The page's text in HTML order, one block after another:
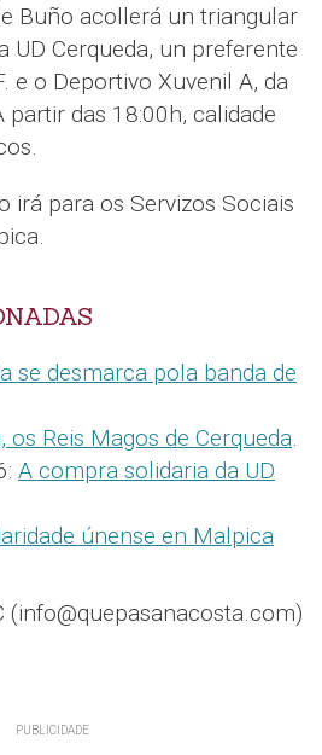
Buño acollerá un triangular
UD Cerqueda, un preferente
e o Deportivo Xuvenil A, da
partir das 18:00h, calidade
irá para os Servizos Sociais
se desmarca pola banda de
os Reis Magos de Cerqueda.
A compra solidaria da UD
únense en Malpica
(info@quepasanacosta.com)